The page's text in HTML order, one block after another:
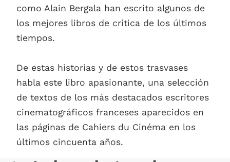
como Alain Bergala han escrito algunos de
los mejores libros de crítica de los últimos
tiempos.
De estas historias y de estos trasvases
habla este libro apasionante, una selección
de textos de los más destacados escritores
cinematográficos franceses aparecidos en
las páginas de Cahiers du Cinéma en los
últimos cincuenta años.